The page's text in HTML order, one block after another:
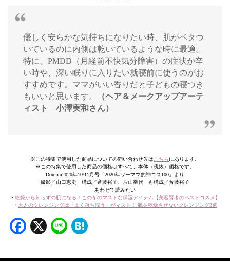
優しく安らかな気持ちになりたい時、肌がベタつ
いているのに内側は乾いているような時に最適。
特に、PMDD（月経前不快気分障害）の症状が辛
い時や、深い眠りに入りたい就寝前に使うのがお
すすめです。ママがいい香りだと子どもの寝つき
もいいと思います。
（ヘア＆メークアップアーテ
ィスト 小澤実和さん）
※この特集で使用した商品についての問い合わせ先は こちらにあります。
※この特集で使用した商品の価格はすべて、本体（税抜）価格です。
Domani2020年10/11月号「2020年ワーママ的神コス100」より
撮影／山口恵史 構成／斉藤裕子、片山幸代 再構成／斉藤裕子
あわせて読みたい
・ 乾燥から知らずの肌になる！この冬のマストな保湿アイテム【美容賢者のベストコスメ】
・ 大人のクレンジングは「よく落ち潤う」がマスト！ 肌を乾燥させないクレンジング3選
Facebook
X Line